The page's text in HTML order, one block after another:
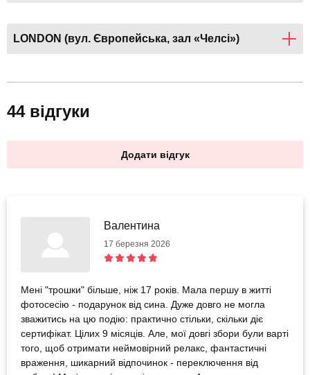
LONDON (вул. Європейська, зал «Челсі»)
44 відгуки
Додати відгук
Валентина
17 березня 2026
Мені "трошки" більше, ніж 17 років. Мала першу в житті
фотосесію - подарунок від сина. Дуже довго не могла
зважитись на цю подію: практично стільки, скільки діє
сертифікат. Цілих 9 місяців. Але, мої довгі збори були варті
того, щоб отримати неймовірний релакс, фантастичні
враження, шикарний відпочинок - переключення від